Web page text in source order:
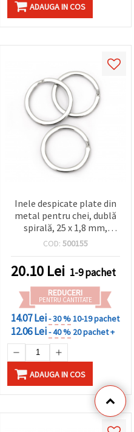
ADAUGA IN COS
Inele despicate plate din
metal pentru chei, dublă
spirală, 25 x 1,8 mm,
argintiu – Set de 10 bucăți
COD: 500155
20.10 Lei 1-9 pachet
REDUCERI
PENTRU CANTITATE
14.07 Lei- 30 %10-19 pachet
12.06 Lei- 40 % 20 pachet +
ADAUGA IN COS